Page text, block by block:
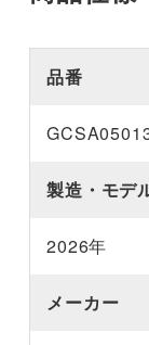
品番
製造・モデ
2026年
メーカー